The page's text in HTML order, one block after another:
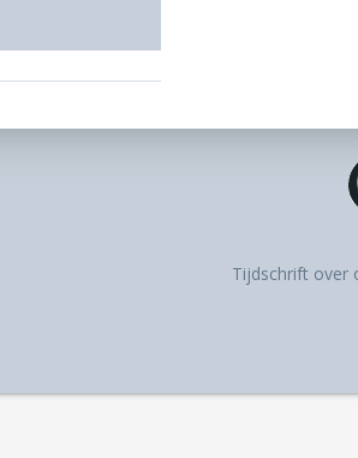
Tijdschrift over